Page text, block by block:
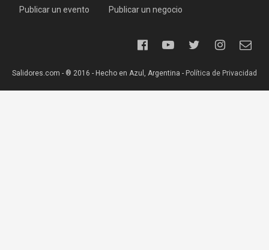
Publicar un evento Publicar un negocio
Salidores.com - ® 2016 - Hecho en Azul, Argentina - Política de Privacidad